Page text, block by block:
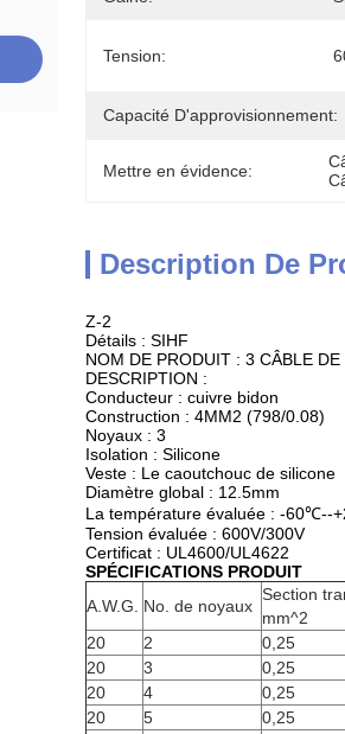
Tension:
Capacité D'approvisionnement:
Mettre en évidence:
Description De
Z-2
Détails : SIHF
NOM DE PRODUIT : 3 CÂBLE
DESCRIPTION :
Conducteur : cuivre bidon
Construction : 4MM2 (798/0.08)
Noyaux : 3
Isolation : Silicone
Veste : Le caoutchouc de silicone
Diamètre global : 12.5mm
La température évaluée : -60℃--
Tension évaluée : 600V/300V
Certificat : UL4600/UL4622
SPÉCIFICATIONS PRODUIT
A.W.G.
No. de noyaux
Section
mm^2
20
2 0,25
20
3 0,25
20
4 0,25
20
5 0,25